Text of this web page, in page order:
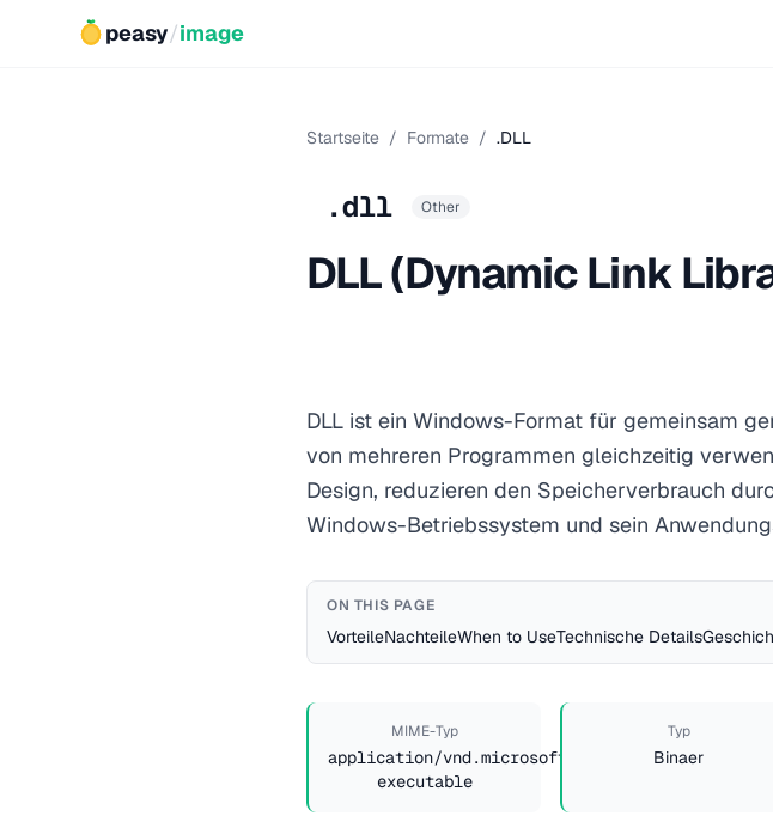
peasy/image
Startseite / Formate / .DLL
.dll Other
DLL (Dynamic Link
DLL ist ein Windows-Format für gemeinsam
von mehreren Programmen gleichzeitig
Design, reduzieren den Speicherverbrauch
Windows-Betriebssystem und sein
ON THIS PAGE
VorteileNachteileWhen to UseTechnische Details
MIME-Typ
application/vnd.microsoft.portable-
executable
Typ
Binaer